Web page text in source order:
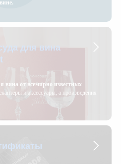
для вина
вина от всемирно известных
и аксессуары, а произведения